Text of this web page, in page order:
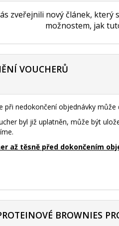
zveřejnili nový článek,
možnostem, jak
VOUCHERŮ
při nedokončení objednávky
byl již uplatněn, může být
až těsně před dokončením
BROWNIES